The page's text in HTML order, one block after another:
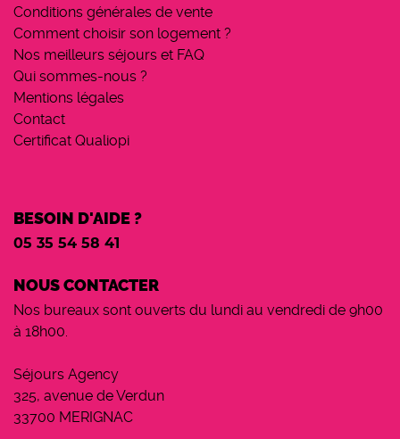
Conditions générales de vente
Comment choisir son logement ?
Nos meilleurs séjours et FAQ
Qui sommes-nous ?
Mentions légales
Contact
Certificat Qualiopi
BESOIN D'AIDE ?
05 35 54 58 41
NOUS CONTACTER
Nos bureaux sont ouverts du lundi au vendredi de 9h00
à 18h00.
Séjours Agency
325, avenue de Verdun
33700 MERIGNAC